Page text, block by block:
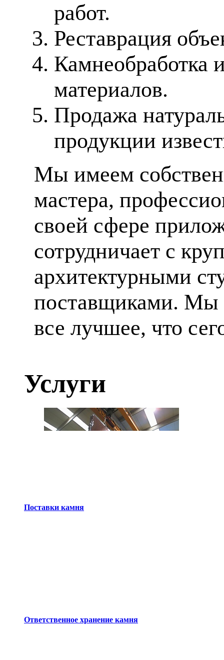
работ.
Реставрация
Камнеобработка
материалов.
Продажа
продукции
Мы имеем
мастера,
своей сфере
сотрудничает с
архитектурными
поставщиками. Мы
все лучшее, что
Услуги
Поставки камня
Ответственное хранение камня